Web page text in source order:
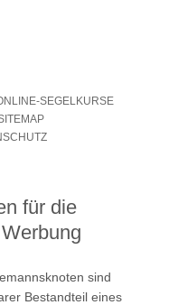
SEGELKURSE
für die
sind
Bestandteil eines